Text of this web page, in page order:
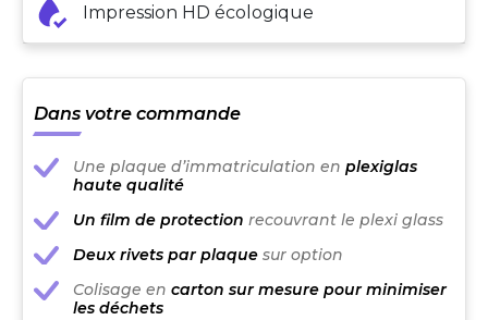
Impression HD écologique
Dans votre commande
Une plaque d’immatriculation en plexiglas
haute qualité
Un film de protection recouvrant le plexi glass
Deux rivets par plaque sur option
Colisage en carton sur mesure pour minimiser
les déchets